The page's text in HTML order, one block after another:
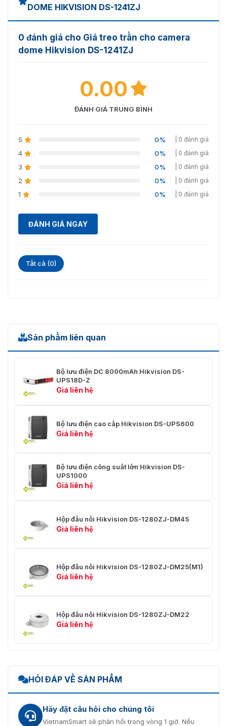
DOME HIKVISION DS-1241ZJ
0 đánh giá cho Giá treo trần cho camera
dome Hikvision DS-1241ZJ
0.00
ĐÁNH GIÁ TRUNG BÌNH
5 0% | 0 đánh giá
4 0% | 0 đánh giá
3 0% | 0 đánh giá
2 0% | 0 đánh giá
1 0% | 0 đánh giá
ĐÁNH GIÁ NGAY
Tất cả (0)
Sản phẩm liên quan
Bộ lưu điện DC 8000mAh Hikvision DS-
UPS18D-Z
Giá liên hệ
Bộ lưu điện cao cấp Hikvision DS-UPS600
Giá liên hệ
Bộ lưu điện công suất lớn Hikvision DS-
UPS1000
Giá liên hệ
Hộp đấu nối Hikvision DS-1280ZJ-DM45
Giá liên hệ
Hộp đấu nối Hikvision DS-1280ZJ-DM25(M1)
Giá liên hệ
Hộp đấu nối Hikvision DS-1280ZJ-DM22
Giá liên hệ
HỎI ĐÁP VỀ SẢN PHẨM
Hãy đặt câu hỏi cho chúng tôi
VietnamSmart sẽ phản hồi trong vòng 1 giờ. Nếu